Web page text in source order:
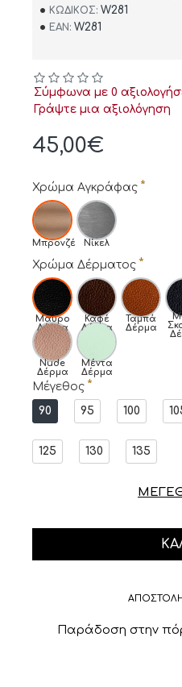
ΚΩΔΙΚΌΣ: W281
EAN: W281
Σύμφωνα με 0
Γράψτε μια αξιολόγηση
45,00€
Χρώμα Αγκράφας
Μπρονζέ Νίκελ
Χρώμα Δέρματος
Μαύρο
Δέρμα
Καφέ
Δέρμα
Ταμπά
Δέρμα
Nude
Δέρμα
Μέντα
Δέρμα
Μέγεθος
90
95 100
125 130 135
Παράδοση στην